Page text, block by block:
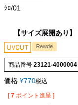
ｼﾛ/01
【サイズ展開あり】
Rewde
商品番号 23121-4000004
価格 ¥770税込
[ 7 ポイント進呈 ]